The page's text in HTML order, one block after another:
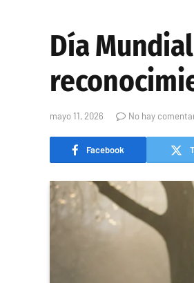
Día
mayo 11, 2026 No hay
Facebook